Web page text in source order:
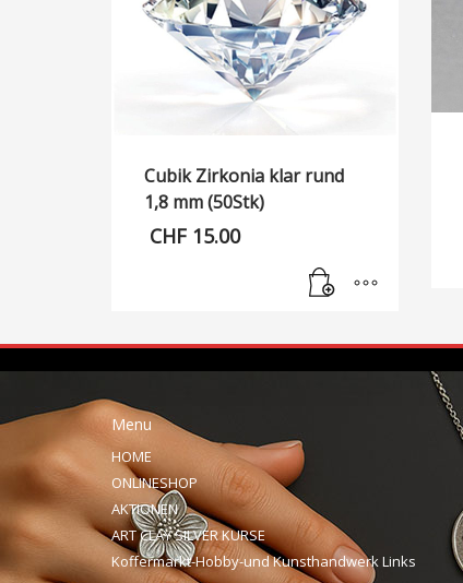
Cubik Zirkonia klar rund
1,8 mm (50Stk)
CHF 15.00
Menu
HOME
ONLINESHOP
AKTIONEN
ART CLAY SILVER KURSE
Koffermarkt-Hobby-und Kunsthandwerk Links